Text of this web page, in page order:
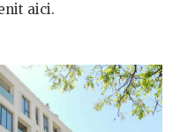
aici.